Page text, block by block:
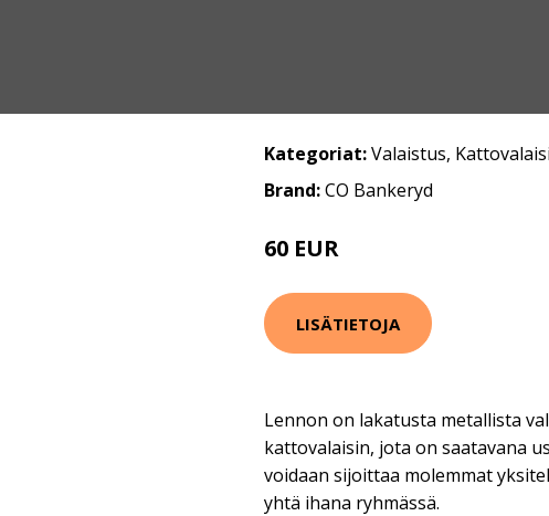
Kategoriat:Valaistus,
Brand:CO Bankeryd
60 EUR
LISÄTIETOJA
Lennon on lakatusta metallista
kattovalaisin, jota on saatavana
voidaan sijoittaa molemmat
yhtä ihana ryhmässä.